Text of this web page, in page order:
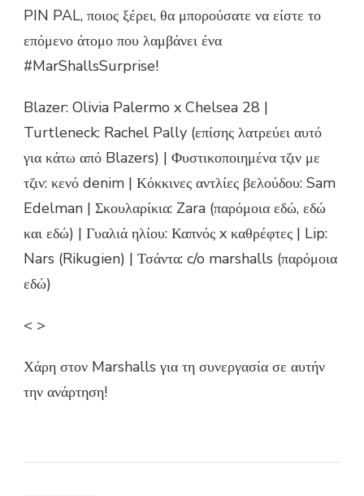
PIN PAL, ποιος ξέρει, θα μπορούσατε να είστε το
επόμενο άτομο που λαμβάνει ένα
#MarShallsSurprise!
Blazer: Olivia Palermo x Chelsea 28 |
Turtleneck: Rachel Pally (επίσης λατρεύει αυτό
για κάτω από Blazers) | Φυστικοποιημένα τζιν με
τζιν: κενό denim | Κόκκινες αντλίες βελούδου: Sam
Edelman | Σκουλαρίκια: Zara (παρόμοια εδώ, εδώ
και εδώ) | Γυαλιά ηλίου: Καπνός x καθρέφτες | Lip:
Nars (Rikugien) | Τσάντα: c/o marshalls (παρόμοια
εδώ)
< >
Χάρη στον Marshalls για τη συνεργασία σε αυτήν
την ανάρτηση!